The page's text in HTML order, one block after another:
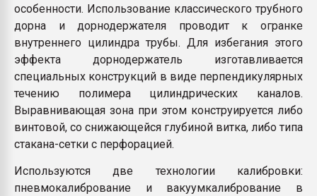
особенности. Использование классического трубного
дорна и дорнодержателя проводит к огранке
внутреннего цилиндра трубы. Для избегания этого
эффекта дорнодержатель изготавливается
специальных конструкций в виде перпендикулярных
течению полимера цилиндрических каналов.
Выравнивающая зона при этом конструируется либо
винтовой, со снижающейся глубиной витка, либо типа
стакана-сетки с перфорацией.
Используются две технологии калибровки:
пневмокалибрование и вакуумкалибрование в